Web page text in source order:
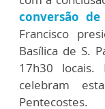
conversão de
Francisco
Basílica de S.
17h30 locais.
celebram
Pentecostes.